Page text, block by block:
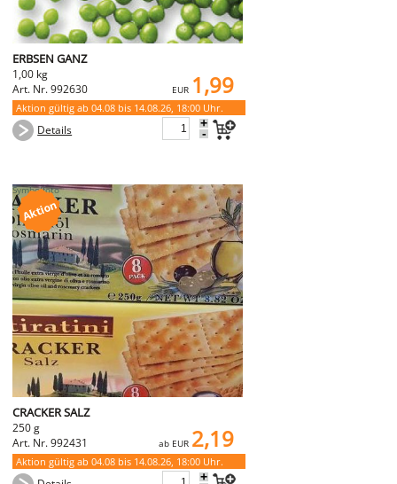
ERBSEN GANZ
1,00 kg
Art. Nr. 992630
EUR 1,99
Aktion gültig ab 04.08 bis 14.08.26, 18:00 Uhr.
Details +
-
CRACKER SALZ
250 g
Art. Nr. 992431
ab EUR 2,19
Aktion gültig ab 04.08 bis 14.08.26, 18:00 Uhr.
+